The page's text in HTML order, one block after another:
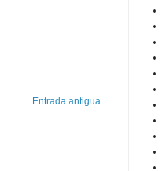
Entrada antigua